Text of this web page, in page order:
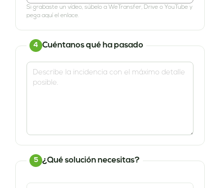
Si grabaste un vídeo, súbelo a WeTransfer, Drive o YouTube y
pega aquí el enlace.
4 Cuéntanos qué ha pasado
5 ¿Qué solución necesitas?